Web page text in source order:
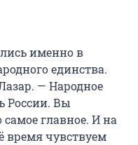
именно в
единства.
— Народное
России. Вы
главное. И на
время чувствуем